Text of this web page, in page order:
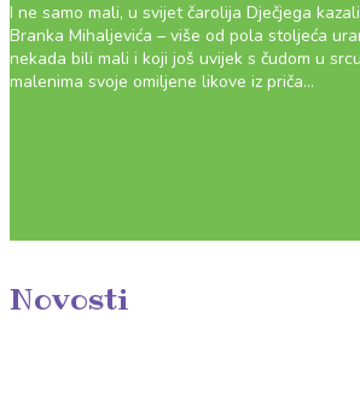
I ne samo mali, u svijet čarolija Dječjega
Branka Mihaljevića – više od pola stoljeća
nekada bili mali i koji još uvijek s čudom u
malenima svoje omiljene likove iz priča…
Novosti